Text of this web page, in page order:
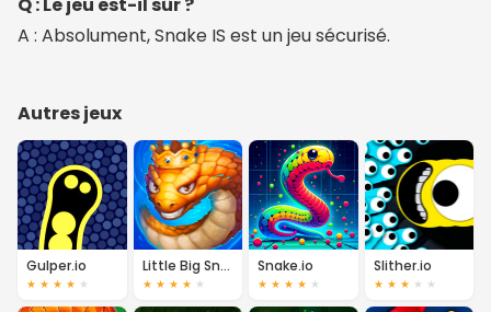
Q : Le jeu est-il sûr ?
A : Absolument, Snake IS est un jeu sécurisé.
Autres jeux
Gulper.io
★ ★ ★ ★ ★
Little Big Snake
★ ★ ★ ★ ★
Snake.io
★ ★ ★ ★ ★
Slither.io
★ ★ ★ ★ ★